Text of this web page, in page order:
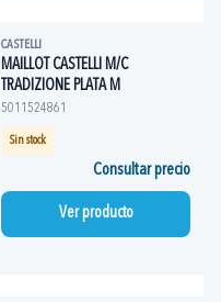
CASTELLI
MAILLOT CASTELLI M/C
TRADIZIONE PLATA M
5011524861
Sin stock
Consultar precio
Ver producto